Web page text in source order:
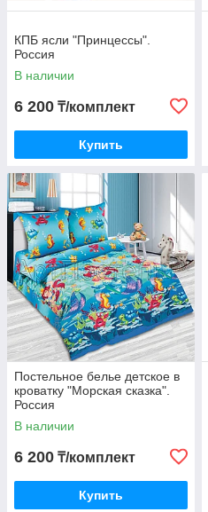
КПБ ясли "Принцессы".
Россия
В наличии
6 200 ₸/комплект
Купить
Постельное белье детское в
кроватку "Морская сказка".
Россия
В наличии
6 200 ₸/комплект
Купить